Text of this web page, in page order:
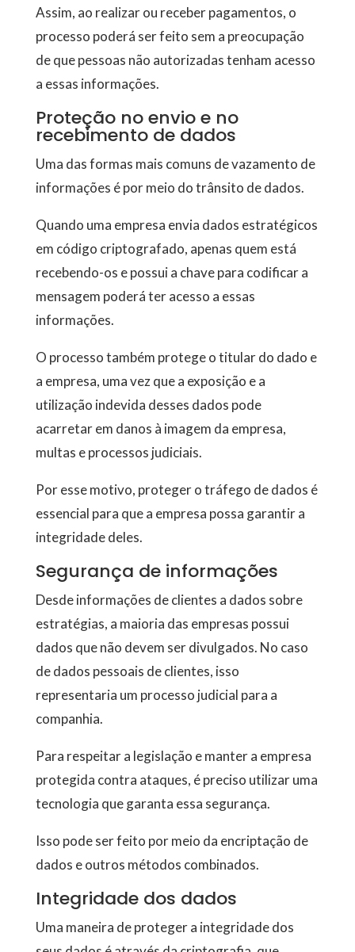
Assim, ao realizar ou receber pagamentos, o
processo poderá ser feito sem a preocupação
de que pessoas não autorizadas tenham acesso
a essas informações.
Proteção no envio e no
recebimento de dados
Uma das formas mais comuns de vazamento de
informações é por meio do trânsito de dados.
Quando uma empresa envia dados estratégicos
em código criptografado, apenas quem está
recebendo-os e possui a chave para codificar a
mensagem poderá ter acesso a essas
informações.
O processo também protege o titular do dado e
a empresa, uma vez que a exposição e a
utilização indevida desses dados pode
acarretar em danos à imagem da empresa,
multas e processos judiciais.
Por esse motivo, proteger o tráfego de dados é
essencial para que a empresa possa garantir a
integridade deles.
Segurança de informações
Desde informações de clientes a dados sobre
estratégias, a maioria das empresas possui
dados que não devem ser divulgados. No caso
de dados pessoais de clientes, isso
representaria um processo judicial para a
companhia.
Para respeitar a legislação e manter a empresa
protegida contra ataques, é preciso utilizar uma
tecnologia que garanta essa segurança.
Isso pode ser feito por meio da encriptação de
dados e outros métodos combinados.
Integridade dos dados
Uma maneira de proteger a integridade dos